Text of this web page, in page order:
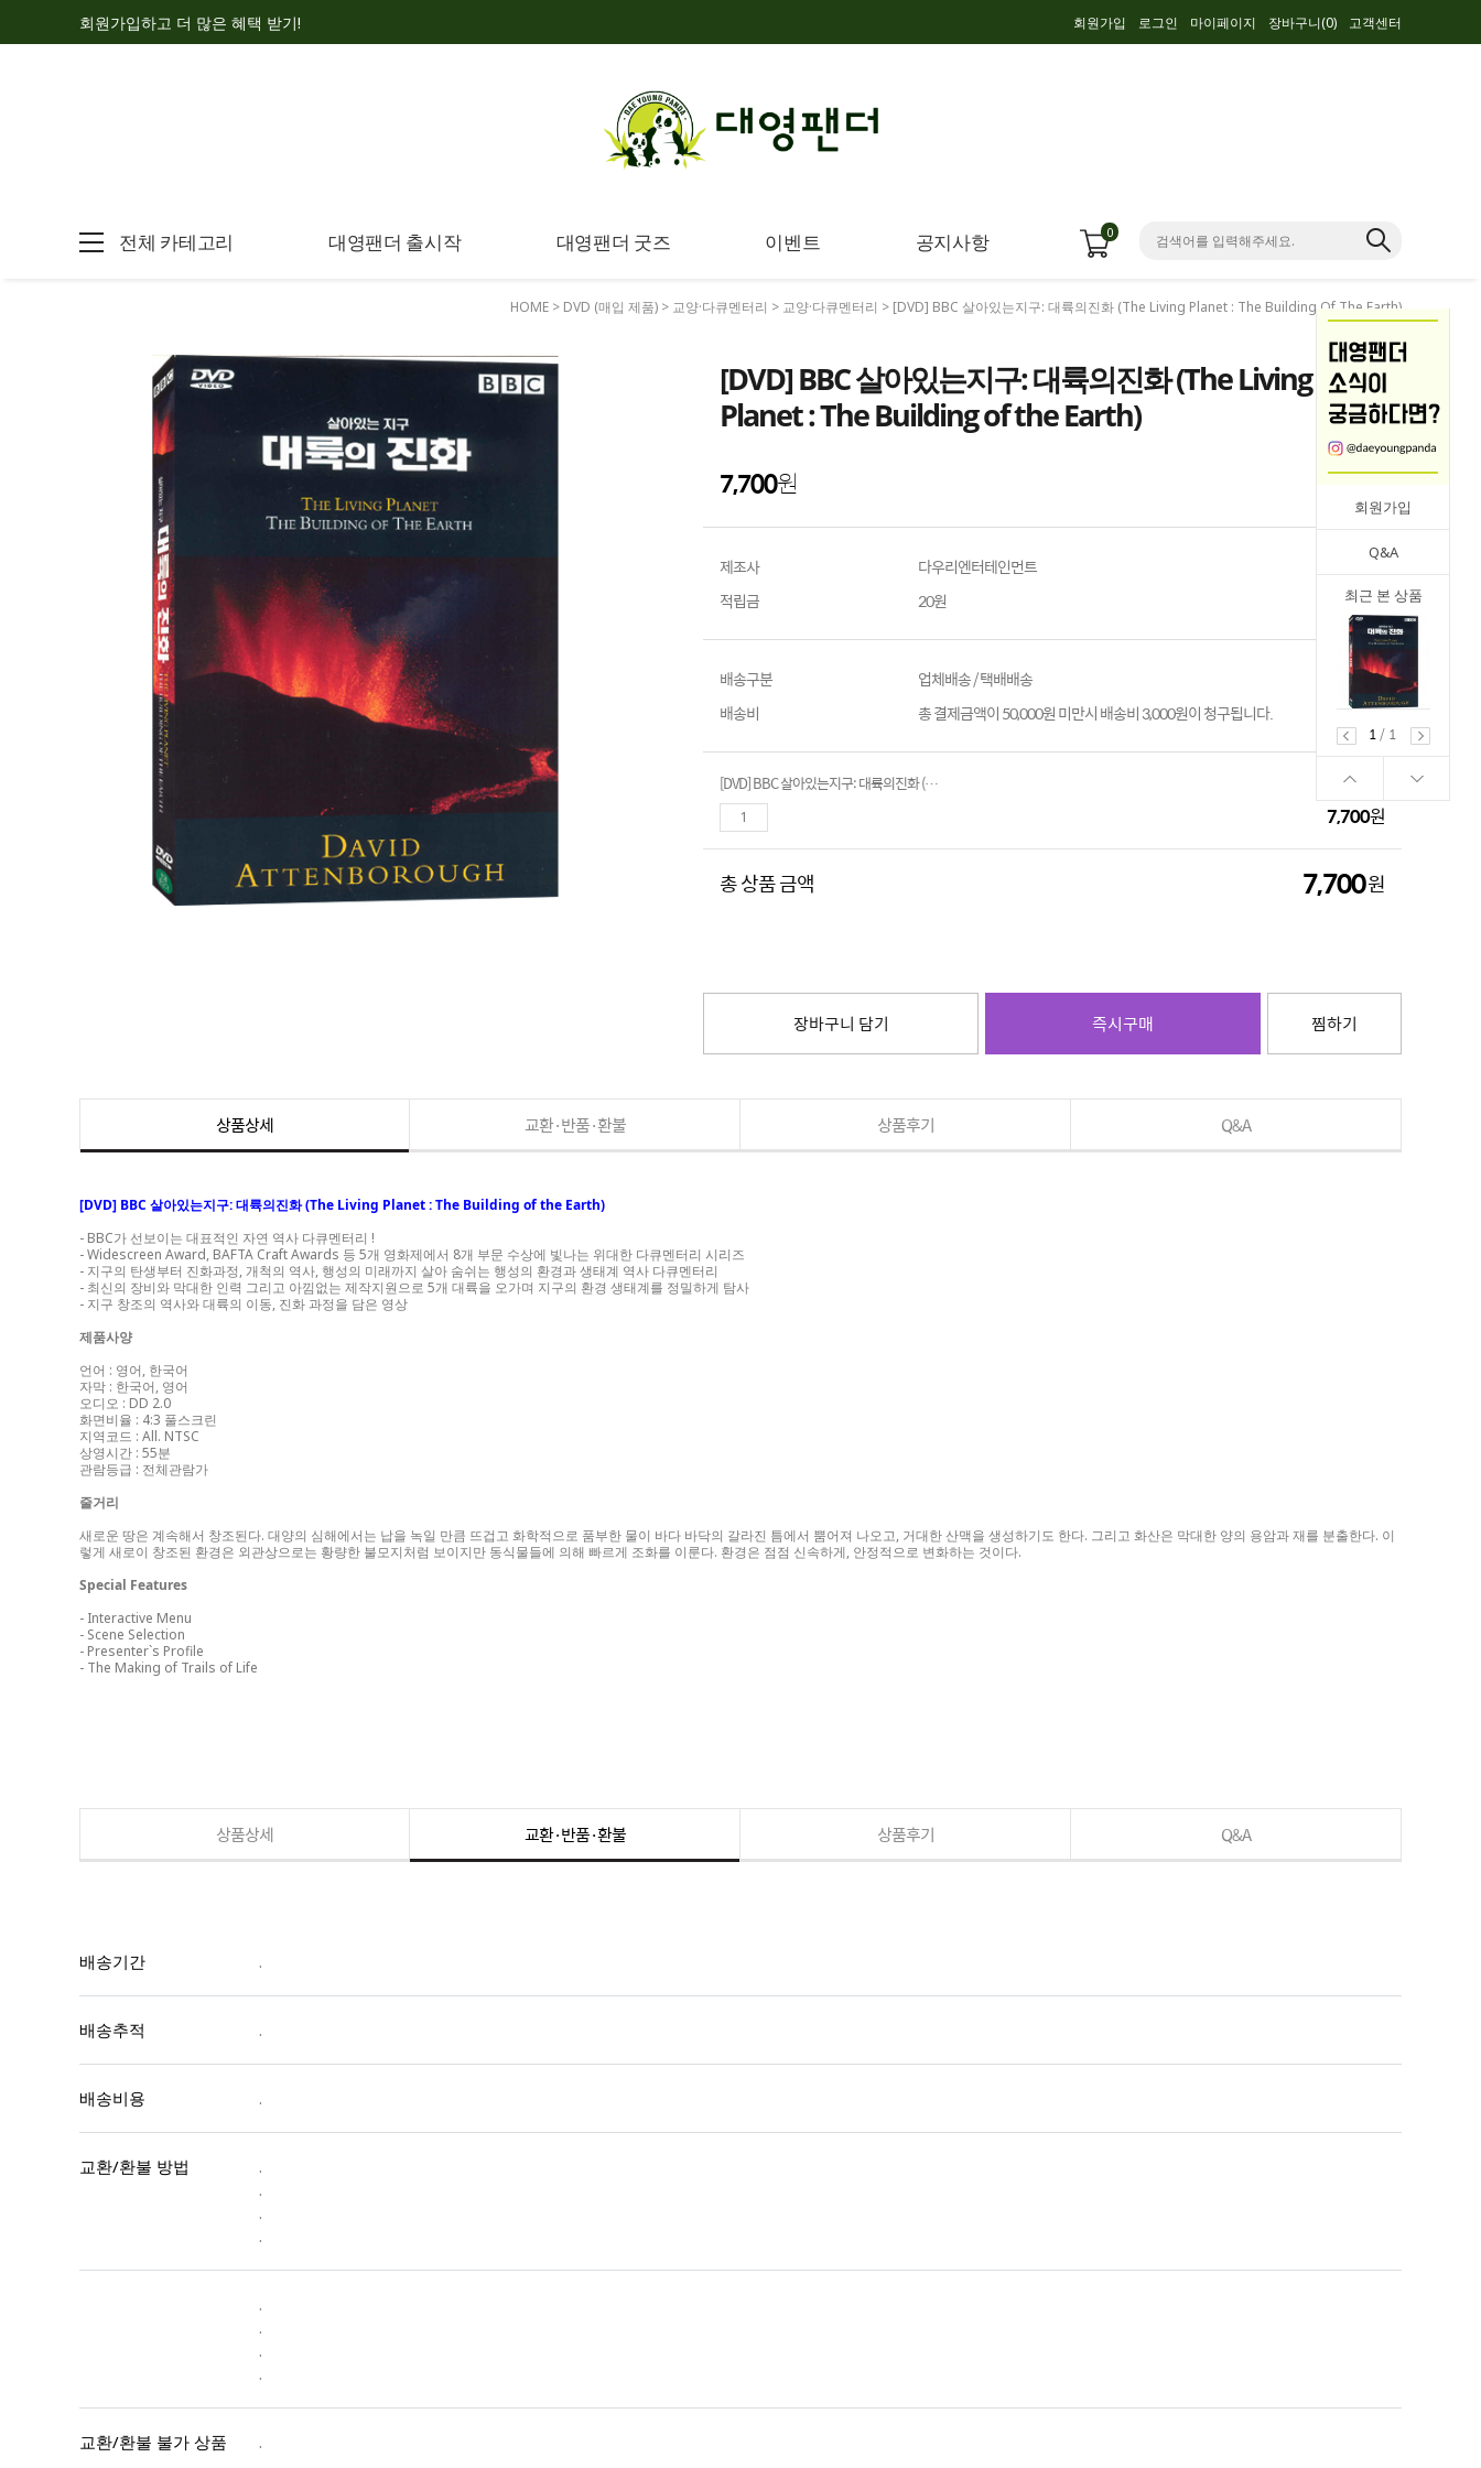
회원가입하고 더 많은 혜택 받기! 회원가입 로그인 마이페이지 장바구니(0) 고객센터
전체 카테고리 대영팬더 출시작 대영팬더 굿즈 이벤트 공지사항 0
회원가입
Q&A
최근 본 상품
1
/ 1
HOME > DVD (매입 제품) > 교양·다큐멘터리 > 교양·다큐멘터리 > [DVD] BBC 살아있는지구: 대륙의진화 (The Living Planet : The Building Of The Earth)
[DVD] BBC 살아있는지구: 대륙의진화 (The Living
Planet : The Building of the Earth)
7,700원
제조사
다우리엔터테인먼트
적립금
20원
배송구분
업체배송 / 택배배송
배송비
총 결제금액이 50,000원 미만시 배송비 3,000원이 청구됩니다.
[DVD] BBC 살아있는지구: 대륙의진화 (The Living Planet : The Building of the Earth)
7,700원
총 상품 금액 7,700원
장바구니 담기 즉시구매 찜하기
상품상세 교환·반품·환불 상품후기 Q&A
[DVD] BBC 살아있는지구: 대륙의진화 (The Living Planet : The Building of the Earth)
- BBC가 선보이는 대표적인 자연 역사 다큐멘터리 !
- Widescreen Award, BAFTA Craft Awards 등 5개 영화제에서 8개 부문 수상에 빛나는 위대한 다큐멘터리 시리즈
- 지구의 탄생부터 진화과정, 개척의 역사, 행성의 미래까지 살아 숨쉬는 행성의 환경과 생태계 역사 다큐멘터리
- 최신의 장비와 막대한 인력 그리고 아낌없는 제작지원으로 5개 대륙을 오가며 지구의 환경 생태계를 정밀하게 탐사
- 지구 창조의 역사와 대륙의 이동, 진화 과정을 담은 영상
제품사양
언어 : 영어, 한국어
자막 : 한국어, 영어
오디오 : DD 2.0
화면비율 : 4:3 풀스크린
지역코드 : All. NTSC
상영시간 : 55분
관람등급 : 전체관람가
줄거리
새로운 땅은 계속해서 창조된다. 대양의 심해에서는 납을 녹일 만큼 뜨겁고 화학적으로 품부한 물이 바다 바닥의 갈라진 틈에서 뿜어져 나오고, 거대한 산맥을 생성하기도 한다. 그리고 화산은 막대한 양의 용암과 재를 분출한다. 이
렇게 새로이 창조된 환경은 외관상으로는 황량한 불모지처럼 보이지만 동식물들에 의해 빠르게 조화를 이룬다. 환경은 점점 신속하게, 안정적으로 변화하는 것이다.
Special Features
- Interactive Menu
- Scene Selection
- Presenter`s Profile
- The Making of Trails of Life
상품상세 교환·반품·환불 상품후기 Q&A
배송기간 .
배송추적 .
배송비용 .
교환/환불 방법
.
.
.
.
.
.
.
.
교환/환불 불가 상품
.